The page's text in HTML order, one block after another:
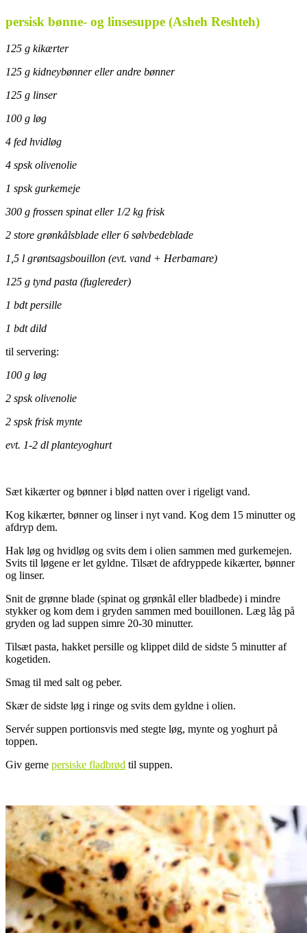
persisk bønne- og linsesuppe (Asheh Reshteh)
125 g kikærter
125 g kidneybønner eller andre bønner
125 g linser
100 g løg
4 fed hvidløg
4 spsk olivenolie
1 spsk gurkemeje
300 g frossen spinat eller 1/2 kg frisk
2 store grønkålsblade eller 6 sølvbedeblade
1,5 l grøntsagsbouillon (evt. vand + Herbamare)
125 g tynd pasta (fuglereder)
1 bdt persille
1 bdt dild
til servering:
100 g løg
2 spsk olivenolie
2 spsk frisk mynte
evt. 1-2 dl planteyoghurt
Sæt kikærter og bønner i blød natten over i rigeligt vand.
Kog kikærter, bønner og linser i nyt vand. Kog dem 15 minutter og
afdryp dem.
Hak løg og hvidløg og svits dem i olien sammen med gurkemejen.
Svits til løgene er let gyldne. Tilsæt de afdryppede kikærter, bønner
og linser.
Snit de grønne blade (spinat og grønkål eller bladbede) i mindre
stykker og kom dem i gryden sammen med bouillonen. Læg låg på
gryden og lad suppen simre 20-30 minutter.
Tilsæt pasta, hakket persille og klippet dild de sidste 5 minutter af
kogetiden.
Smag til med salt og peber.
Skær de sidste løg i ringe og svits dem gyldne i olien.
Servér suppen portionsvis med stegte løg, mynte og yoghurt på
toppen.
Giv gerne persiske fladbrød til suppen.